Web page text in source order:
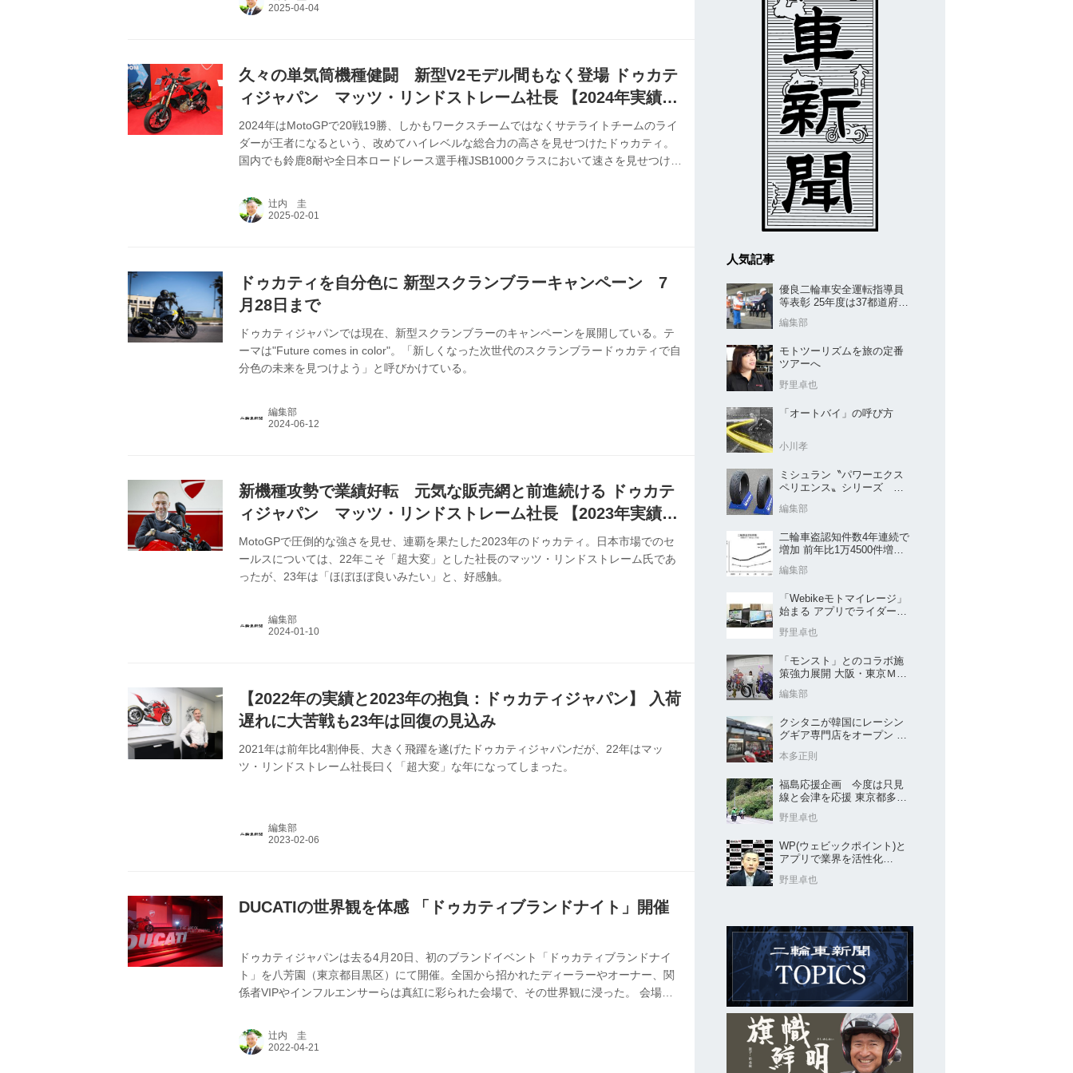
記者も会場を訪問した。駆け足ながら各社の出展ブースを見る中で、印象に残った日伊
久々の単気筒機種健闘 新型V2モデル間もなく登場 ドゥカテ
ィジャパン マッツ・リンドストレーム社長 【2024年実績と
2025年抱負】
2024年はMotoGPで20戦19勝、しかもワークスチームではなくサテライトチームのライ
ダーが王者になるという、改めてハイレベルな総合力の高さを見せつけたドゥカティ。
国内でも鈴鹿8耐や全日本ロードレース選手権JSB1000クラスにおいて速さを見せつけ、
事は2025年1月1日発行の本紙「新年特別号」に掲載したものです。
辻内 圭
ドゥカティを自分色に 新型スクランブラーキャンペーン 7
月28日まで
ドゥカティジャパンでは現在、新型スクランブラーのキャンペーンを展開している。テ
ーマは"Future comes in color"。「新しくなった次世代のスクランブラードゥカティで自
分色の未来を見つけよう」と呼びかけている。
編集部
新機種攻勢で業績好転 元気な販売網と前進続ける ドゥカテ
ィジャパン マッツ・リンドストレーム社長 【2023年実績と
2024年抱負】
MotoGPで圧倒的な強さを見せ、連覇を果たした2023年のドゥカティ。日本市場でのセ
ールスについては、22年こそ「超大変」とした社長のマッツ・リンドストレーム氏であ
ったが、23年は「ほぼほぼ良いみたい」と、好感触。
編集部
【2022年の実績と2023年の抱負：ドゥカティジャパン】 入荷
遅れに大苦戦も23年は回復の見込み
2021年は前年比4割伸長、大きく飛躍を遂げたドゥカティジャパンだが、22年はマッ
ツ・リンドストレーム社長曰く「超大変」な年になってしまった。
編集部
DUCATIの世界観を体感 「ドゥカティブランドナイト」開催
ドゥカティジャパンは去る4月20日、初のブランドイベント「ドゥカティブランドナイ
ト」を八芳園（東京都目黒区）にて開催。全国から招かれたディーラーやオーナー、関
係者VIPやインフルエンサーらは真紅に彩られた会場で、その世界観に浸った。 会場で
目されたあと、レセプションパーティーが開かれた。パーティー冒頭ではイタリア本社
より、クラウディオ・ドメニカリCEOがビデオメッセージで登場。「日本でこのような
辻内 圭
人気記事
優良二輪車安全運転指導員
等表彰 25年度は37都道府県
編集部
モトツーリズムを旅の定番
ツアーへ
野里卓也
「オートバイ」の呼び方
小川孝
ミシュラン〝パワーエクス
ペリエンス〟シリーズ
売
編集部
二輪車盗認知件数4年連続で
増加 前年比1万4500件増／
編集部
「Webikeモトマイレージ」
始まる アプリでライダーと
野里卓也
「モンスト」とのコラボ施
策強力展開 大阪・東京ＭＣ
編集部
クシタニが韓国にレーシン
グギア専門店をオープン 今
に展開
本多正則
福島応援企画 今度は只見
線と会津を応援 東京都多摩
野里卓也
WP(ウェビックポイント)と
アプリで業界を活性化
野里卓也